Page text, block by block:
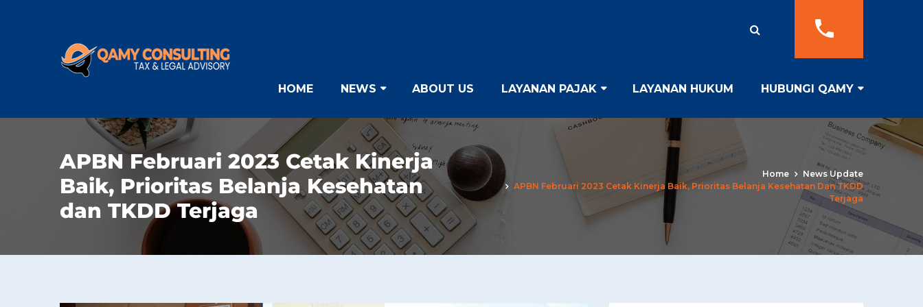
HOME NEWS ABOUT US LAYANAN PAJAK LAYANAN HUKUM HUBUNGI QAMY
APBN Februari 2023 Cetak Kinerja
Baik, Prioritas Belanja Kesehatan
dan TKDD Terjaga
Home
News Update
APBN Februari 2023 Cetak Kinerja Baik, Prioritas Belanja Kesehatan Dan TKDD
Terjaga